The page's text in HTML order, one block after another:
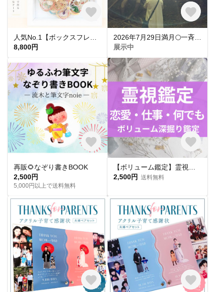
8,800円
展示中
再販🌻なぞり書きBOOK
2,500円
5,000円以上で送料無料
2,500円 送料無料